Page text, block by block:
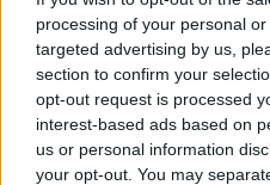
processing of your personal
targeted advertising by us,
section to confirm your
opt-out request is processed
interest-based ads based on
us or personal information
your opt-out. You may
Žinios | Orai
Visi